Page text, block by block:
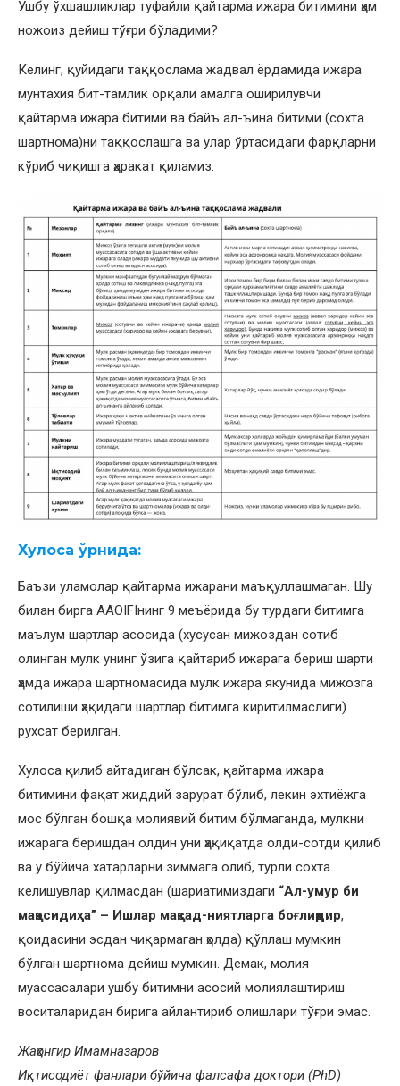
Ушбу ўхшашликлар туфайли қайтарма ижара битимини ҳам
ножоиз дейиш тўғри бўладими?
Келинг, қуйидаги таққослама жадвал ёрдамида ижара
мунтахия бит-тамлик орқали амалга оширилувчи
қайтарма ижара битими ва байъ ал-ъина битими (сохта
шартнома)ни таққослашга ва улар ўртасидаги фарқларни
кўриб чиқишга ҳаракат қиламиз.
Хулоса ўрнида:
Баъзи уламолар қайтарма ижарани маъқуллашмаган. Шу
билан бирга AAOIFIнинг 9 меъёрида бу турдаги битимга
маълум шартлар асосида (хусусан мижоздан сотиб
олинган мулк унинг ўзига қайтариб ижарага бериш шарти
ҳамда ижара шартномасида мулк ижара якунида мижозга
сотилиши ҳақидаги шартлар битимга киритилмаслиги)
рухсат берилган.
Хулоса қилиб айтадиган бўлсак, қайтарма ижара
битимини фақат жиддий зарурат бўлиб, лекин эхтиёжга
мос бўлган бошқа молиявий битим бўлмаганда, мулкни
ижарага беришдан олдин уни ҳақиқатда олди-сотди қилиб
ва у бўйича хатарларни зиммага олиб, турли сохта
келишувлар қилмасдан (шариатимиздаги “Ал-умур би
мақосидиҳа” – Ишлар мақсад-ниятларга боғлиқдир,
қоидасини эсдан чиқармаган ҳолда) қўллаш мумкин
бўлган шартнома дейиш мумкин. Демак, молия
муассасалари ушбу битимни асосий молиялаштириш
воситаларидан бирига айлантириб олишлари тўғри эмас.
Жаҳонгир Имамназаров
Иқтисодиёт фанлари бўйича фалсафа доктори (PhD)